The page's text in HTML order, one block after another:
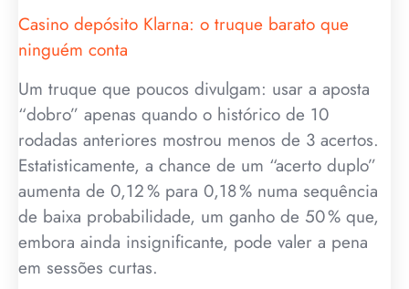
Casino depósito Klarna: o truque barato que
ninguém conta
Um truque que poucos divulgam: usar a aposta
“dobro” apenas quando o histórico de 10
rodadas anteriores mostrou menos de 3 acertos.
Estatisticamente, a chance de um “acerto duplo”
aumenta de 0,12 % para 0,18 % numa sequência
de baixa probabilidade, um ganho de 50 % que,
embora ainda insignificante, pode valer a pena
em sessões curtas.